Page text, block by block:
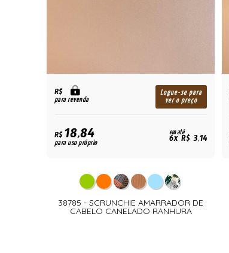
R$
para revenda
Logue-se para
ver o preço
R$18,84
para uso próprio
em até
6x R$ 3,14
38785 - SCRUNCHIE AMARRADOR DE
CABELO CANELADO RANHURA